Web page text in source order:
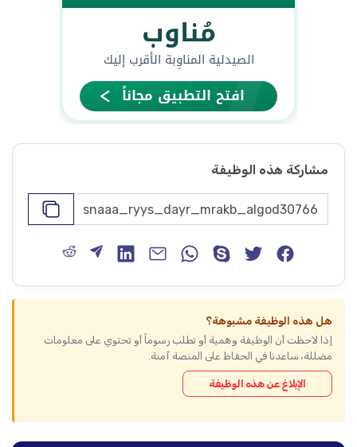
مشاركة هذه الوظيفة
هل هذه الوظيفة مشبوهة؟
إذا لاحظت أن الوظيفة وهمية أو تطلب رسوماً أو تحتوي على معلومات
مضللة، ساعدنا في الحفاظ على المنصة آمنة.
الإبلاغ عن هذه الوظيفة